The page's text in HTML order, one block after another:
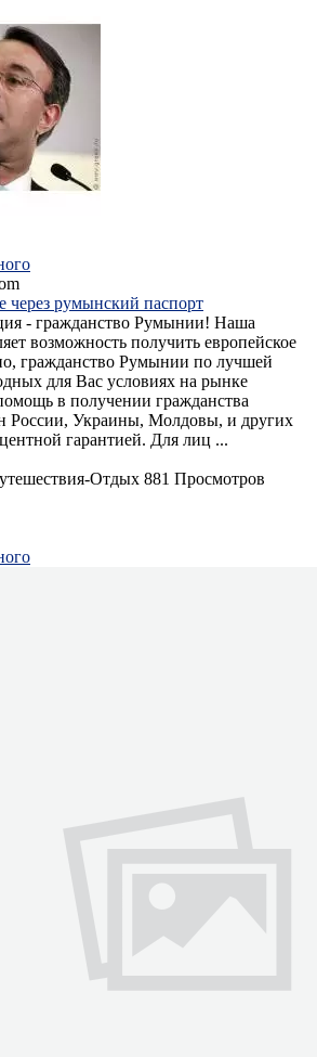
через румынский паспорт
- гражданство Румынии! Наша
возможность получить европейское
гражданство Румынии по лучшей
для Вас условиях на рынке
в получении гражданства
России, Украины, Молдовы, и других
гарантией. Для лиц ...
Отдых 881 Просмотров